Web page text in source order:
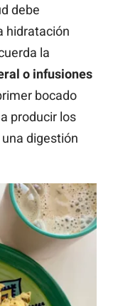
debe
hidratación
la
o infusiones
bocado
producir los
digestión